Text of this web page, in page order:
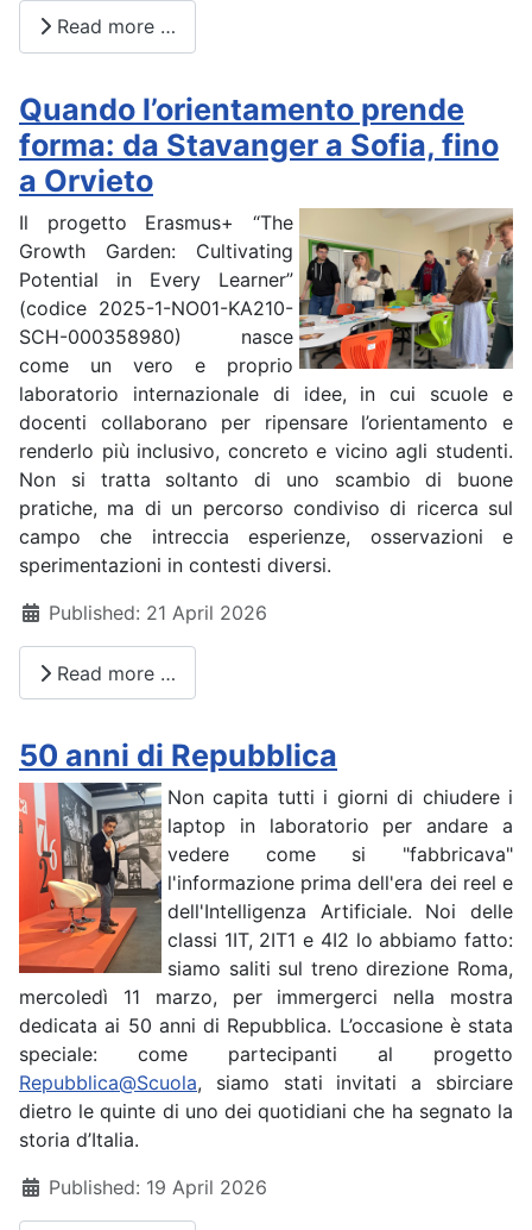
Read more …
Quando l’orientamento prende
forma: da Stavanger a Sofia, fino
a Orvieto
Il progetto Erasmus+ “The
Growth Garden: Cultivating
Potential in Every Learner”
(codice 2025-1-NO01-KA210-
SCH-000358980) nasce
come un vero e proprio
laboratorio internazionale di idee, in cui scuole e
docenti collaborano per ripensare l’orientamento e
renderlo più inclusivo, concreto e vicino agli studenti.
Non si tratta soltanto di uno scambio di buone
pratiche, ma di un percorso condiviso di ricerca sul
campo che intreccia esperienze, osservazioni e
sperimentazioni in contesti diversi.
DetailsPublished: 21 April 2026
Read more …
50 anni di Repubblica
Non capita tutti i giorni di chiudere i
laptop in laboratorio per andare a
vedere come si "fabbricava"
l'informazione prima dell'era dei reel e
dell'Intelligenza Artificiale. Noi delle
classi 1IT, 2IT1 e 4I2 lo abbiamo fatto:
siamo saliti sul treno direzione Roma,
mercoledì 11 marzo, per immergerci nella mostra
dedicata ai 50 anni di Repubblica. L’occasione è stata
speciale: come partecipanti al progetto
Repubblica@Scuola, siamo stati invitati a sbirciare
dietro le quinte di uno dei quotidiani che ha segnato la
storia d’Italia.
DetailsPublished: 19 April 2026